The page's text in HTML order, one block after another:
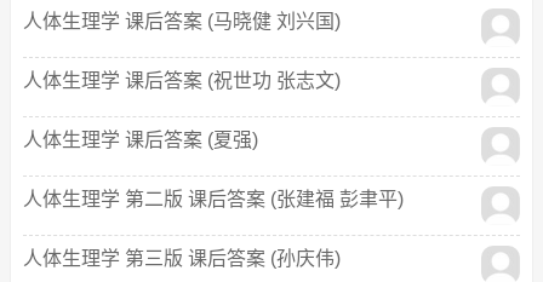
人体生理学 课后答案 (马晓健 刘兴国)
人体生理学 课后答案 (祝世功 张志文)
人体生理学 课后答案 (夏强)
人体生理学 第二版 课后答案 (张建福 彭聿平)
人体生理学 第三版 课后答案 (孙庆伟)